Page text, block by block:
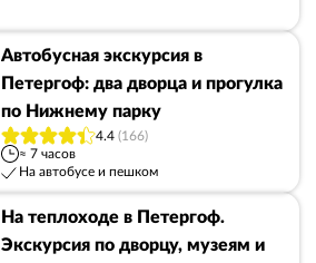
Автобусная экскурсия в
Петергоф: два дворца и прогулка
по Нижнему парку
4.4 (166)
≈ 7 часов
На автобусе и пешком
На теплоходе в Петергоф.
Экскурсия по дворцу, музеям и